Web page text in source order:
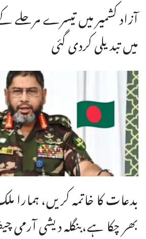
آزاد کشمیر میں تیسرے مرحلے
میں تبدیلی کردی گئی
بدعات کا خاتمہ کریں،
بھر چکا ہے،بنگله دیشی